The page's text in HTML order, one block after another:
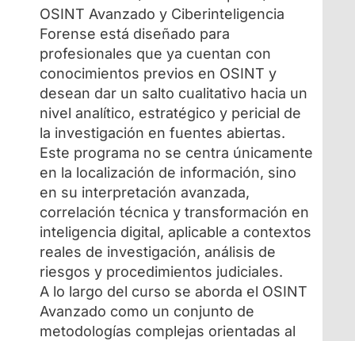
OSINT Avanzado y Ciberinteligencia
Forense está diseñado para
profesionales que ya cuentan con
conocimientos previos en OSINT y
desean dar un salto cualitativo hacia un
nivel analítico, estratégico y pericial de
la investigación en fuentes abiertas.
Este programa no se centra únicamente
en la localización de información, sino
en su interpretación avanzada,
correlación técnica y transformación en
inteligencia digital, aplicable a contextos
reales de investigación, análisis de
riesgos y procedimientos judiciales.
A lo largo del curso se aborda el OSINT
Avanzado como un conjunto de
metodologías complejas orientadas al